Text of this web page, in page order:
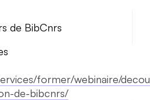
de BibCnrs
former/webinaire/
de-bibcnrs/